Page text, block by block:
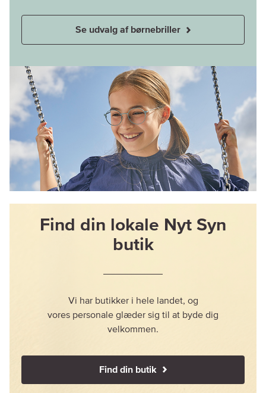
Se udvalg af børnebriller
Find din lokale Nyt Syn
butik
Vi har butikker i hele landet, og
vores personale glæder sig til at byde dig
velkommen.
Find din butik